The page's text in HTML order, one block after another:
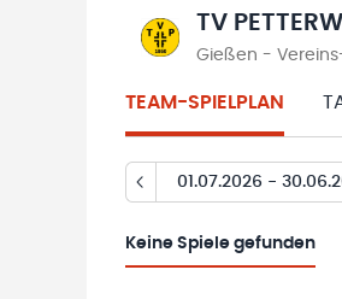
TV
Gießen -
TEAM-SPIELPLAN
01.07.2026 -
Keine Spiele gefunden